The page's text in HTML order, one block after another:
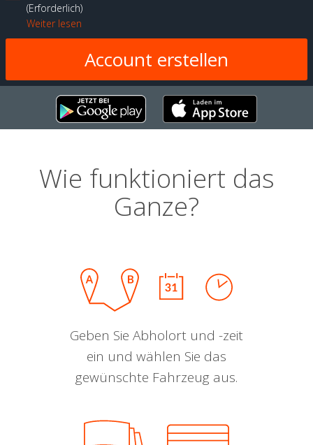
Erforderlich
Weiter lesen
Wie funktioniert das
Ganze?
Geben Sie Abholort und -zeit
ein und wählen Sie das
gewünschte Fahrzeug aus.